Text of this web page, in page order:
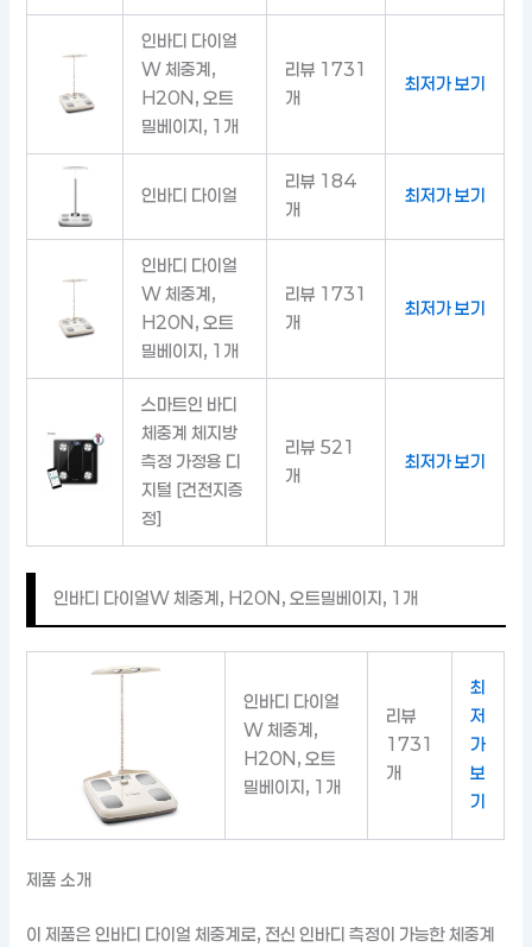
인바디 다이얼
W 체중계,
H20N, 오트
밀베이지, 1개
리뷰 1731
개
최저가 보기
인바디 다이얼
리뷰 184
개
최저가 보기
인바디 다이얼
W 체중계,
H20N, 오트
밀베이지, 1개
리뷰 1731
개
최저가 보기
스마트인 바디
체중계 체지방
측정 가정용 디
지털 [건전지증
정]
리뷰 521
개
최저가 보기
인바디 다이얼W 체중계, H20N, 오트밀베이지, 1개
인바디 다이얼
W 체중계,
H20N, 오트
밀베이지, 1개
리뷰
1731
개
최
저
가
보
기
제품 소개
이 제품은 인바디 다이얼 체중계로, 전신 인바디 측정이 가능한 체중계